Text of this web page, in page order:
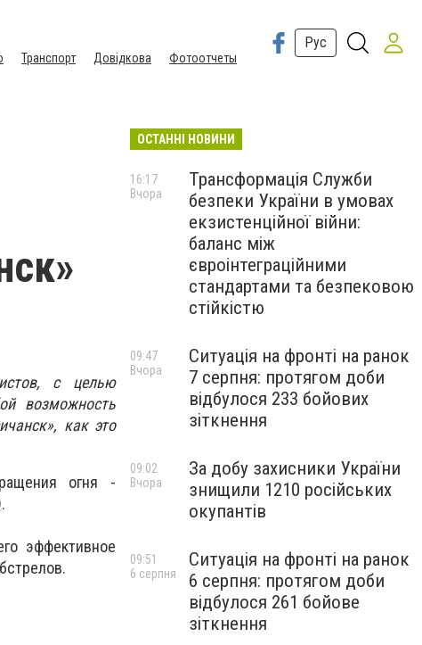
Транспорт Довідкова Фотоотчеты
Рус
с целью
возможность
как это
огня -
эффективное
ОСТАННІ НОВИНИ
Трансформація Служби
безпеки України в умовах
екзистенційної війни:
баланс між
євроінтеграційними
стандартами та безпековою
стійкістю
16:17
Вчора
Ситуація на фронті на ранок
7 серпня: протягом доби
відбулося 233 бойових
зіткнення
09:47
Вчора
За добу захисники України
знищили 1210 російських
окупантів
09:02
Вчора
Ситуація на фронті на ранок
6 серпня: протягом доби
відбулося 261 бойове
зіткнення
09:51
6 серпня